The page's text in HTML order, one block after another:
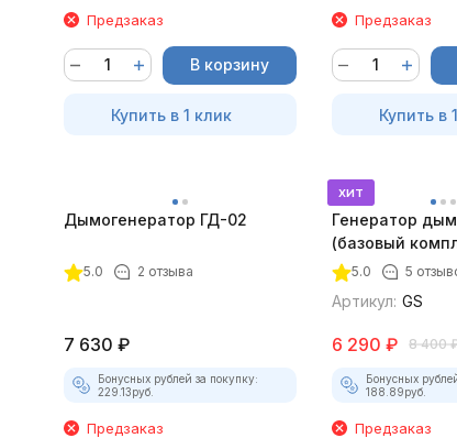
Предзаказ
В корзину
Купить в 1 клик
Предзаказ
Купить в
Дымогенератор ГД-02
5.0 2 отзыва
7 630 ₽
Бонусных рублей за покупку:
229.13руб.
Предзаказ
хит
Генератор
(базовый
5.0 5
Артикул: GS
6 290 ₽ 8 400
Бонусных
188.89руб.
Предзаказ